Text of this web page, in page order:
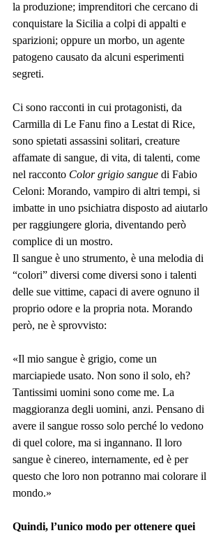
la produzione; imprenditori che cercano di
conquistare la Sicilia a colpi di appalti e
sparizioni; oppure un morbo, un agente
patogeno causato da alcuni esperimenti
segreti.
Ci sono racconti in cui protagonisti, da
Carmilla di Le Fanu fino a Lestat di Rice,
sono spietati assassini solitari, creature
affamate di sangue, di vita, di talenti, come
nel racconto Color grigio sangue di Fabio
Celoni: Morando, vampiro di altri tempi, si
imbatte in uno psichiatra disposto ad aiutarlo
per raggiungere gloria, diventando però
complice di un mostro.
Il sangue è uno strumento, è una melodia di
“colori” diversi come diversi sono i talenti
delle sue vittime, capaci di avere ognuno il
proprio odore e la propria nota. Morando
però, ne è sprovvisto:
«Il mio sangue è grigio, come un
marciapiede usato. Non sono il solo, eh?
Tantissimi uomini sono come me. La
maggioranza degli uomini, anzi. Pensano di
avere il sangue rosso solo perché lo vedono
di quel colore, ma si ingannano. Il loro
sangue è cinereo, internamente, ed è per
questo che loro non potranno mai colorare il
mondo.»
Quindi, l’unico modo per ottenere quei